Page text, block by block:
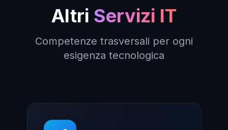
Altri Servizi IT
Competenze trasversali per ogni
esigenza tecnologica